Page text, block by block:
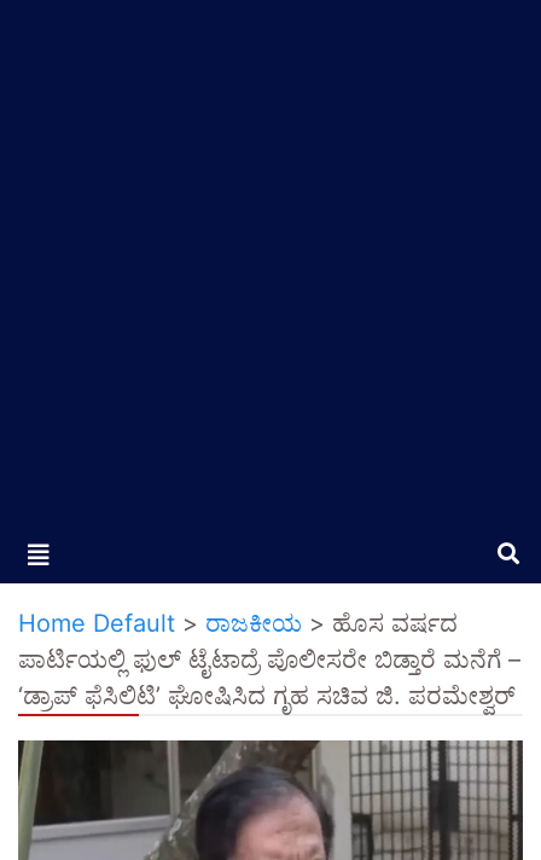
Home Default > ರಾಜಕೀಯ > ಹೊಸ ವರ್ಷದ
ಪಾರ್ಟಿಯಲ್ಲಿ ಫುಲ್ ಟೈಟಾದ್ರೆ ಪೊಲೀಸರೇ ಬಿಡ್ತಾರೆ ಮನೆಗೆ –
‘ಡ್ರಾಪ್ ಫೆಸಿಲಿಟಿ’ ಘೋಷಿಸಿದ ಗೃಹ ಸಚಿವ ಜಿ. ಪರಮೇಶ್ವರ್